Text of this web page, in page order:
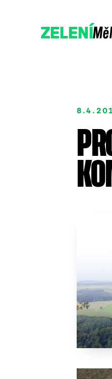
ZELENÍ
Podpořte nás
Přidejte se